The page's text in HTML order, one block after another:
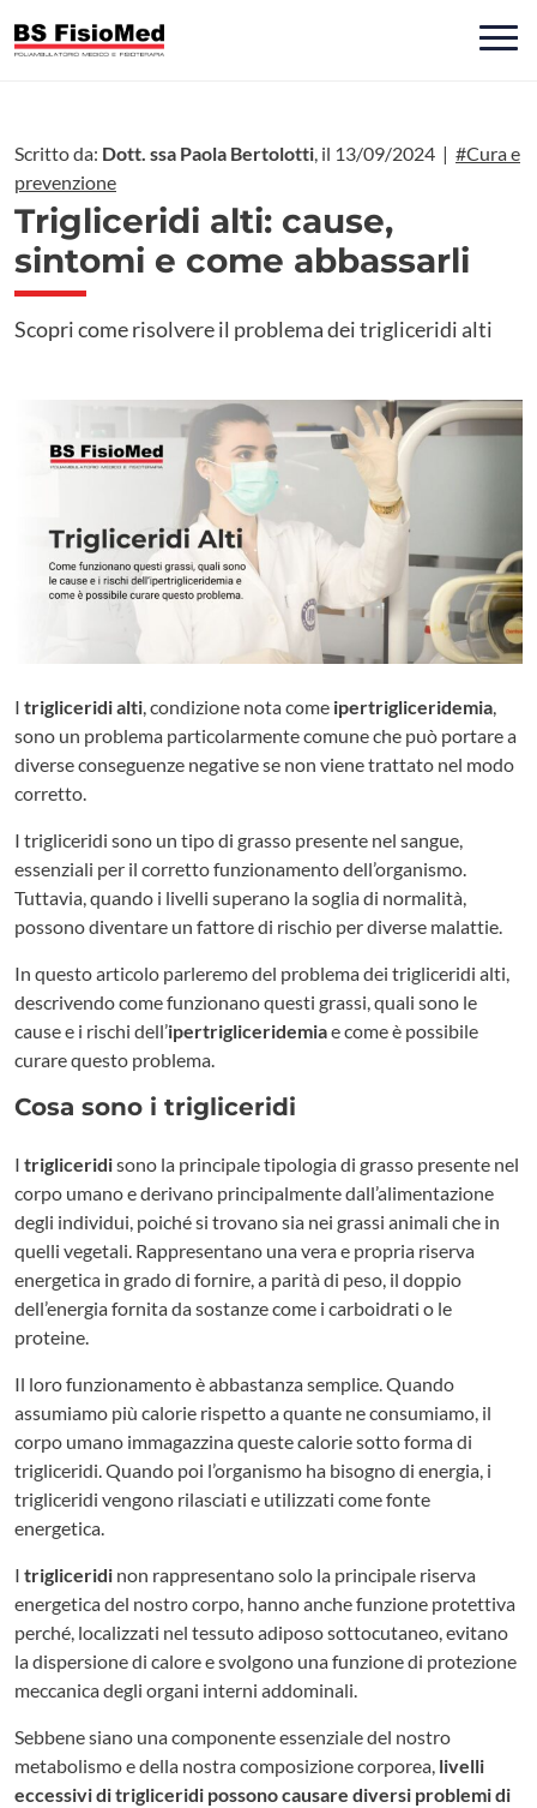
Scritto da: Dott. ssa Paola Bertolotti, il 13/09/2024 | #Cura e
prevenzione
Trigliceridi alti: cause,
sintomi e come abbassarli
Scopri come risolvere il problema dei trigliceridi alti
I trigliceridi alti, condizione nota come ipertrigliceridemia,
sono un problema particolarmente comune che può portare a
diverse conseguenze negative se non viene trattato nel modo
corretto.
I trigliceridi sono un tipo di grasso presente nel sangue,
essenziali per il corretto funzionamento dell’organismo.
Tuttavia, quando i livelli superano la soglia di normalità,
possono diventare un fattore di rischio per diverse malattie.
In questo articolo parleremo del problema dei trigliceridi alti,
descrivendo come funzionano questi grassi, quali sono le
cause e i rischi dell’ipertrigliceridemiae come è possibile
curare questo problema.
Cosa sono i trigliceridi
I trigliceridisono la principale tipologia di grasso presente nel
corpo umano e derivano principalmente dall’alimentazione
degli individui, poiché si trovano sia nei grassi animali che in
quelli vegetali. Rappresentano una vera e propria riserva
energetica in grado di fornire, a parità di peso, il doppio
dell’energia fornita da sostanze come i carboidrati o le
proteine.
Il loro funzionamento è abbastanza semplice. Quando
assumiamo più calorie rispetto a quante ne consumiamo, il
corpo umano immagazzina queste calorie sotto forma di
trigliceridi. Quando poi l’organismo ha bisogno di energia, i
trigliceridi vengono rilasciati e utilizzati come fonte
energetica.
I trigliceridi non rappresentano solo la principale riserva
energetica del nostro corpo, hanno anche funzione protettiva
perché, localizzati nel tessuto adiposo sottocutaneo, evitano
la dispersione di calore e svolgono una funzione di protezione
meccanica degli organi interni addominali.
Sebbene siano una componente essenziale del nostro
metabolismo e della nostra composizione corporea, livelli
eccessivi di trigliceridi possono causare diversi problemi di